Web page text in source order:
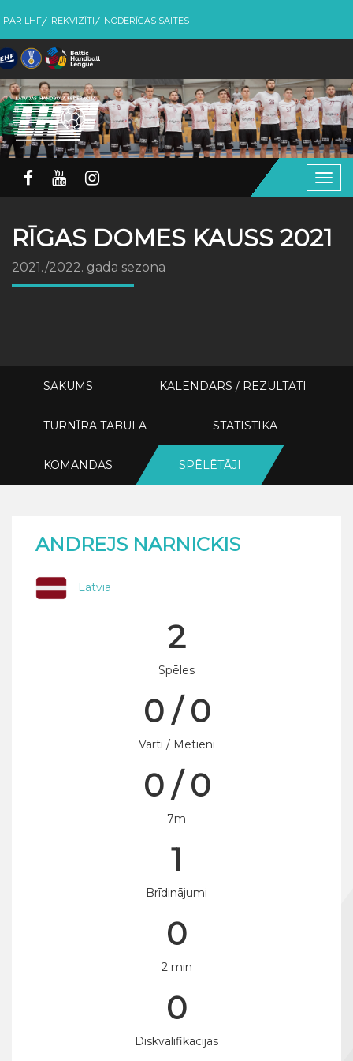
PAR LHF REKVIZĪTI NODERĪGAS SAITES
RĪGAS DOMES KAUSS 2021
2021./2022. gada sezona
SĀKUMS KALENDĀRS / REZULTĀTI
TURNĪRA TABULA STATISTIKA
KOMANDAS SPĒLĒTĀJI
ANDREJS NARNICKIS
Latvia
2
Spēles
0 / 0
Vārti / Metieni
0 / 0
7m
1
Brīdinājumi
0
2 min
0
Diskvalifikācijas